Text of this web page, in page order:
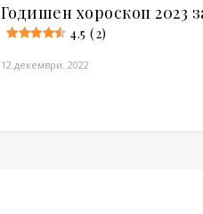
Годишен хороскоп 2023
4.5 (2)
12.декември. 2022